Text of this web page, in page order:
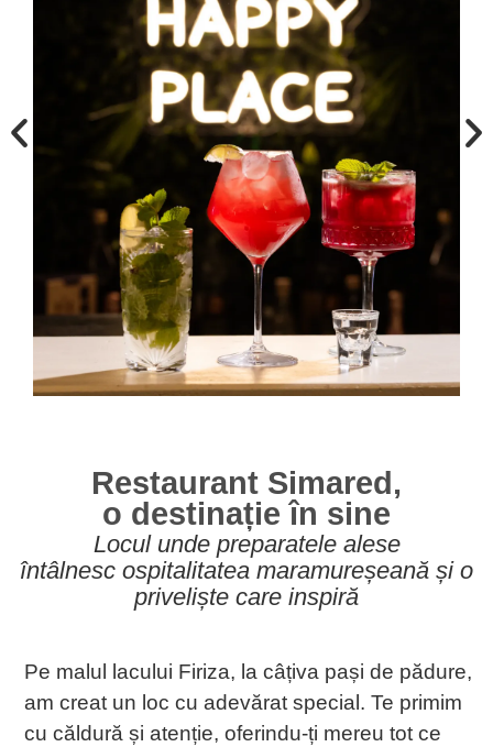
Restaurant Simared,
o destinație în sine
Locul unde preparatele alese
întâlnesc ospitalitatea maramureșeană și o
priveliște care inspiră
Pe malul lacului Firiza, la câțiva pași de pădure,
am creat un loc cu adevărat special. Te primim
cu căldură și atenție, oferindu-ți mereu tot ce